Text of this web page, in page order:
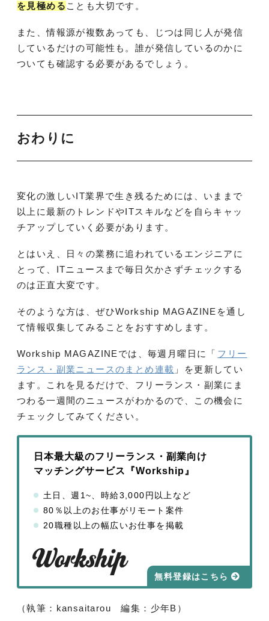
を見極める ことも大切です。
また、情報源が複数あっても、じつは同じ人が発信
しているだけの可能性も。誰が発信しているのかに
ついても確認する必要があるでしょう。
おわりに
変化の激しいIT業界で生き残るためには、いままで
以上に最新のトレンドやITスキルなどを自らキャッ
チアップしていく必要があります。
とはいえ、日々の業務に追われているエンジニアに
とって、ITニュースまで毎日欠かさずチェックする
のは正直大変です。
そのような方は、ぜひWorkship MAGAZINEを通し
て情報収集してみることをおすすめします。
Workship MAGAZINEでは、毎週月曜日に「 フリー
ランス・副業ニュースのまとめ連載 」を更新してい
ます。これを見るだけで、フリーランス・副業にま
つわる一週間のニュースがわかるので、この機会に
チェックしてみてください。
日本最大級のフリーランス・副業向け
マッチングサービス『Workship』
土日、週1~、時給3,000円以上など
80％以上のお仕事がリモート案件
20職種以上の幅広いお仕事を掲載
無料登録はこちら
（執筆：kansaitarou 編集：少年B）